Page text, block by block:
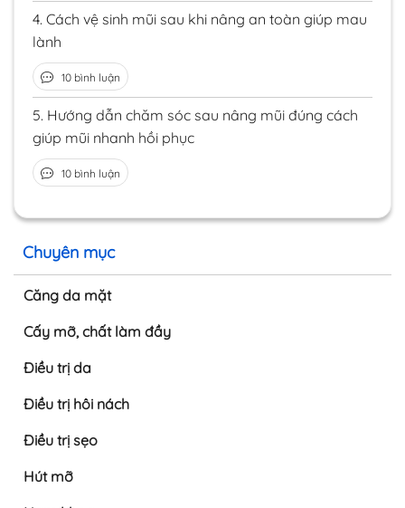
Chuyên mục
Căng da mặt
Cấy mỡ, chất làm đầy
Điều trị da
Điều trị hôi nách
Điều trị sẹo
Hút mỡ
4. Cách vệ sinh mũi sau khi nâng an toàn giúp mau
lành
10 bình luận
5. Hướng dẫn chăm sóc sau nâng mũi đúng cách
giúp mũi nhanh hồi phục
10 bình luận